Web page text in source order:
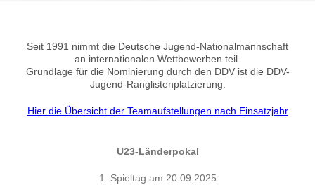
Seit 1991 nimmt die Deutsche Jugend-Nationalmannschaft
an internationalen Wettbewerben teil.
Grundlage für die Nominierung durch den DDV ist die DDV-
Jugend-Ranglistenplatzierung.
Hier die Übersicht der Teamaufstellungen nach Einsatzjahr
U23-Länderpokal
1. Spieltag am 20.09.2025